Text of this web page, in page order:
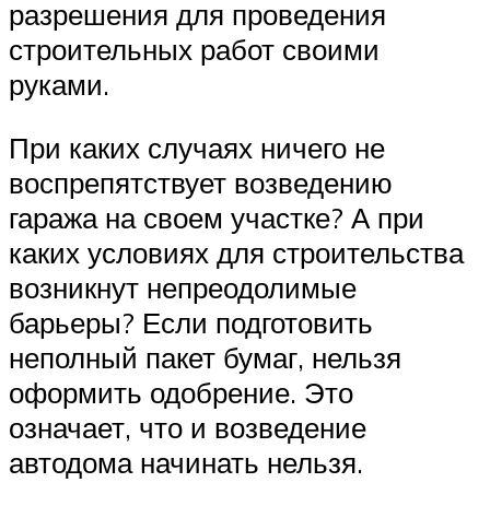
разрешения для проведения
строительных работ своими
руками.
При каких случаях ничего не
воспрепятствует возведению
гаража на своем участке? А при
каких условиях для строительства
возникнут непреодолимые
барьеры? Если подготовить
неполный пакет бумаг, нельзя
оформить одобрение. Это
означает, что и возведение
автодома начинать нельзя.